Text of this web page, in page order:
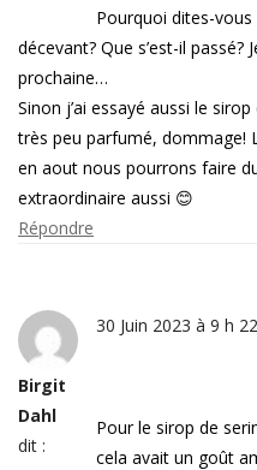
Pourquoi dites-
décevant? Que s’est-il passé?
prochaine…
Sinon j’ai essayé aussi le
très peu parfumé, dommage!
en aout nous pourrons faire
extraordinaire aussi 😊
Répondre
Birgit
Dahl
dit :
30 Juin 2023 à 9 h
Pour le sirop de
cela avait un goût